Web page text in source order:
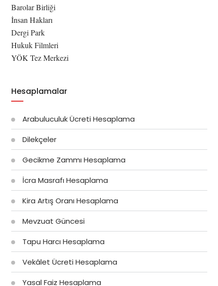
Barolar Birliği
İnsan Hakları
Dergi Park
Hukuk Filmleri
YÖK Tez Merkezi
Hesaplamalar
Arabuluculuk Ücreti Hesaplama
Dilekçeler
Gecikme Zammı Hesaplama
İcra Masrafı Hesaplama
Kira Artış Oranı Hesaplama
Mevzuat Güncesi
Tapu Harcı Hesaplama
Vekâlet Ücreti Hesaplama
Yasal Faiz Hesaplama